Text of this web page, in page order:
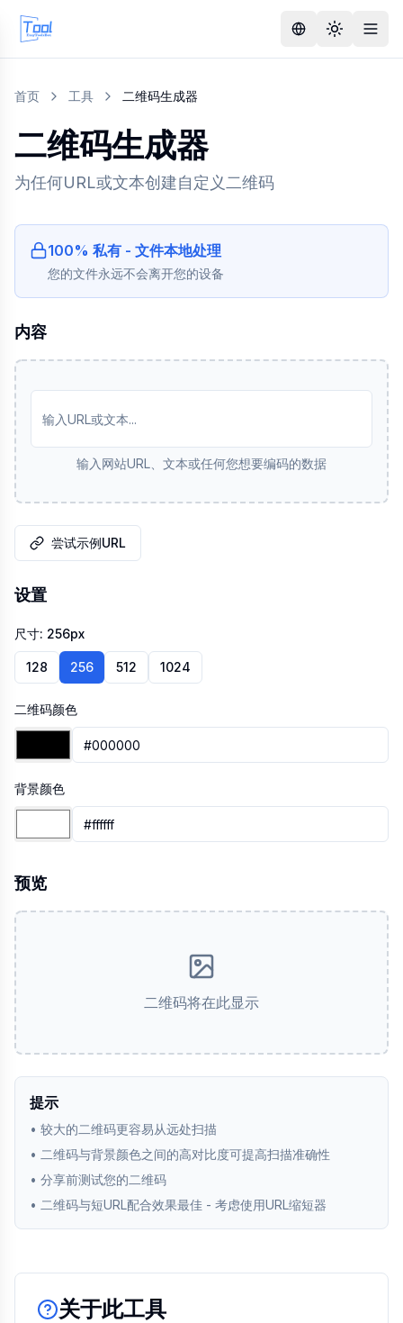
首页 工具 二维码生成器
二维码生成器
为任何URL或文本创建自定义二维码
100% 私有 - 文件本地处理
您的文件永远不会离开您的设备
内容
输入网站URL、文本或任何您想要编码的数据
尝试示例URL
设置
尺寸: 256px
128 256 512 1024
二维码颜色
背景颜色
预览
二维码将在此显示
提示
• 较大的二维码更容易从远处扫描
• 二维码与背景颜色之间的高对比度可提高扫描准确性
• 分享前测试您的二维码
• 二维码与短URL配合效果最佳 - 考虑使用URL缩短器
关于此工具